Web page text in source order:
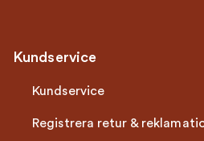
Kundservice
Kundservice
Registrera retur &